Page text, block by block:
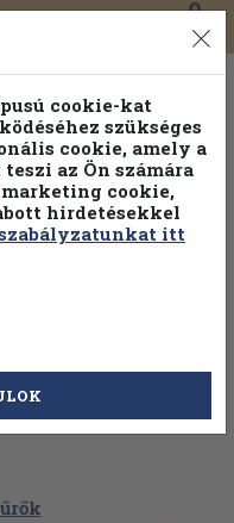
0
000 kötet közül
kedvezménnyel!
cookie-kat
szükséges
cookie, amely a
az Ön számára
marketing cookie,
hirdetésekkel
itt